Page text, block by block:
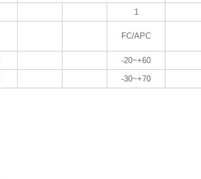
1
FC/APC
-20~+60
-30~+70